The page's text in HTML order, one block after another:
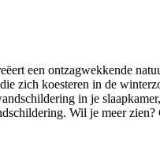
een ontzagwekkende
zich koesteren in de
in je
Wil je meer zien?